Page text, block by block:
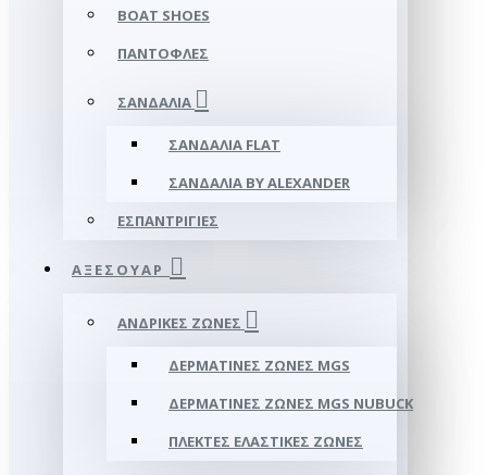
BOAT SHOES
ΠΑΝΤΌΦΛΕΣ
ΣΑΝΔΆΛΙΑ
ΣΑΝΔΆΛΙΑ FLAT
ΣΑΝΔΆΛΙΑ BY ALEXANDER
ΕΣΠΑΝΤΡΊΓΙΕΣ
ΑΞΕΣΟΥΑΡ
ΑΝΔΡΙΚΈΣ ΖΏΝΕΣ
ΔΕΡΜΆΤΙΝΕΣ ΖΏΝΕΣ MGS
ΔΕΡΜΆΤΙΝΕΣ ΖΏΝΕΣ MGS NUBUCK
ΠΛΕΚΤΈΣ ΕΛΑΣΤΙΚΈΣ ΖΏΝΕΣ